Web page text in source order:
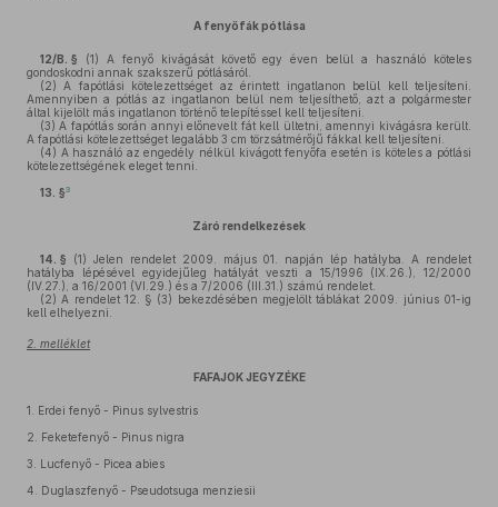
A fenyőfák pótlása
12/B. § (1) A fenyő kivágását követő egy éven belül a használó köteles
gondoskodni annak szakszerű pótlásáról.
(2) A fapótlási kötelezettséget az érintett ingatlanon belül kell teljesíteni.
Amennyiben a pótlás az ingatlanon belül nem teljesíthető, azt a polgármester
által kijelölt más ingatlanon történő telepítéssel kell teljesíteni.
(3) A fapótlás során annyi előnevelt fát kell ültetni, amennyi kivágásra került.
A fapótlási kötelezettséget legalább 3 cm törzsátmérőjű fákkal kell teljesíteni.
(4) A használó az engedély nélkül kivágott fenyőfa esetén is köteles a pótlási
kötelezettségének eleget tenni.
13. §3
Záró rendelkezések
14. § (1) Jelen rendelet 2009. május 01. napján lép hatályba. A rendelet
hatályba lépésével egyidejűleg hatályát veszti a 15/1996 (IX.26.), 12/2000
(IV.27.), a 16/2001 (VI.29.) és a 7/2006 (III.31.) számú rendelet.
(2) A rendelet 12. § (3) bekezdésében megjelölt táblákat 2009. június 01-ig
kell elhelyezni.
2. melléklet
FAFAJOK JEGYZÉKE
1.
Erdei fenyő - Pinus sylvestris
2.
Feketefenyő - Pinus nigra
3.
Lucfenyő - Picea abies
4.
Duglaszfenyő - Pseudotsuga menziesii